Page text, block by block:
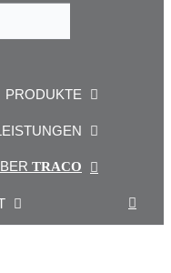
PRODUKTE
TRACO